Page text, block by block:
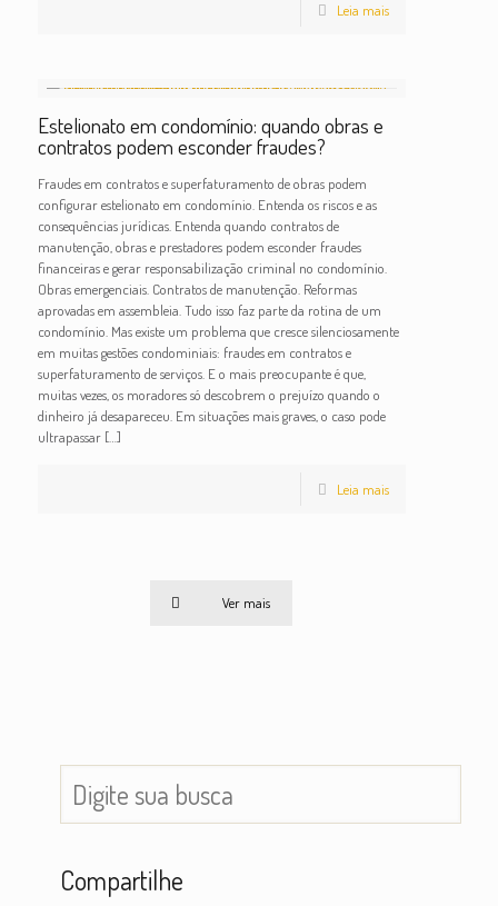
Leia mais
Estelionato em condomínio: quando obras e
contratos podem esconder fraudes?
Fraudes em contratos e superfaturamento de obras podem
configurar estelionato em condomínio. Entenda os riscos e as
consequências jurídicas. Entenda quando contratos de
manutenção, obras e prestadores podem esconder fraudes
financeiras e gerar responsabilização criminal no condomínio.
Obras emergenciais. Contratos de manutenção. Reformas
aprovadas em assembleia. Tudo isso faz parte da rotina de um
condomínio. Mas existe um problema que cresce silenciosamente
em muitas gestões condominiais: fraudes em contratos e
superfaturamento de serviços. E o mais preocupante é que,
muitas vezes, os moradores só descobrem o prejuízo quando o
dinheiro já desapareceu. Em situações mais graves, o caso pode
ultrapassar[…]
Leia mais
Ver mais
Compartilhe